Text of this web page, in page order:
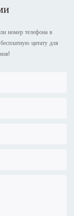
номер телефона в
цитату для